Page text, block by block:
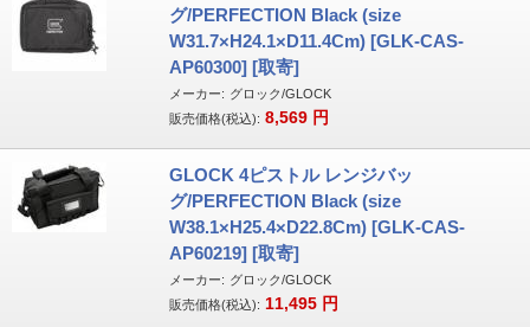
グ/PERFECTION Black (size
W31.7×H24.1×D11.4Cm) [GLK-CAS-
AP60300] [取寄]
メーカー: グロック/GLOCK
販売価格(税込): 8,569 円
GLOCK 4ピストル レンジバッ
グ/PERFECTION Black (size
W38.1×H25.4×D22.8Cm) [GLK-CAS-
AP60219] [取寄]
メーカー: グロック/GLOCK
販売価格(税込): 11,495 円